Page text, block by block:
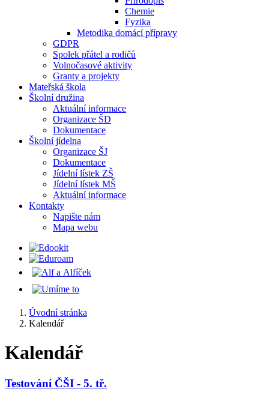
Chemie
Fyzika
Metodika domácí přípravy
GDPR
Spolek přátel a rodičů
Volnočasové aktivity
Granty a projekty
Mateřská škola
Školní družina
Aktuální informace
Organizace ŠD
Dokumentace
Školní jídelna
Organizace ŠJ
Dokumentace
Jídelní lístek ZŠ
Jídelní lístek MŠ
Aktuální informace
Kontakty
Napište nám
Mapa webu
Úvodní stránka
Kalendář
Kalendář
Testování ČŠI - 5. tř.